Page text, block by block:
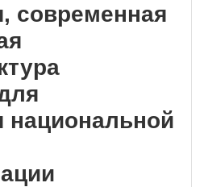
современная
национальной